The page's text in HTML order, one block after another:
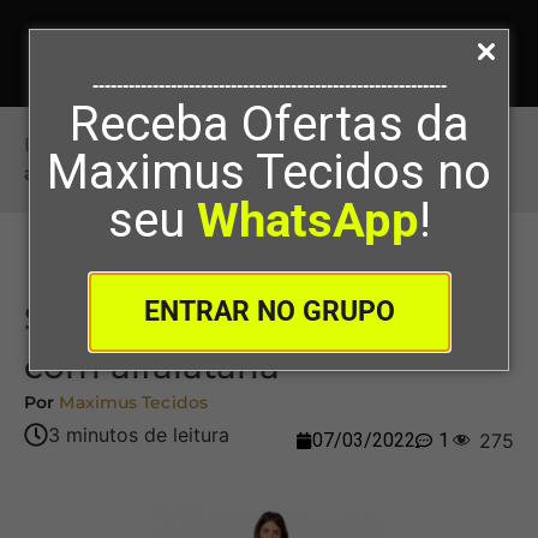
-----------------------------------------------------------
Receba Ofertas da
Maximus Tecidos no
seu WhatsApp!
ENTRAR NO GRUPO
Início>Saiba como usar o algodão com
alfaiataria
Saiba como usar o algodão
com alfaiataria
Por Maximus Tecidos
07/03/2022 1 275